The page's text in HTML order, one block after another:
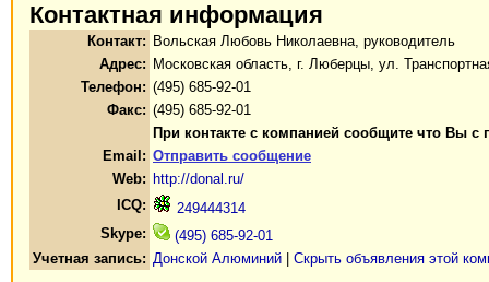
Контактная информация
Контакт: Вольская Любовь Николаевна, руководитель
Адрес: Московская область, г. Люберцы, ул.
Телефон: (495) 685-92-01
Факс: (495) 685-92-01
При контакте с компанией сообщите что Вы с
Email: Отправить сообщение
Web: http://donal.ru/
ICQ:
249444314
Skype:
(495) 685-92-01
Учетная запись: Донской Алюминий | Скрыть объявления этой